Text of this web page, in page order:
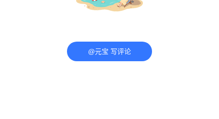
@元宝 写评论